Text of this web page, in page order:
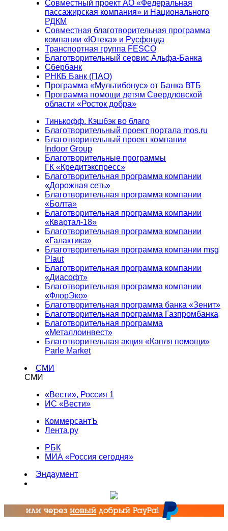
Совместный проект АО «Федеральная
пассажирская компания» и Национального
РДКМ
Совместная благотворительная программа
компании «Ютека» и Русфонда
Транспортная группа FESCO
Благотворительный сервис Альфа-Банка
Сбербанк
РНКБ Банк (ПАО)
Программа «Мультибонус» от Банка ВТБ
Программа помощи детям Свердловской
области «Росток добра»
Тинькофф. Кэшбэк во благо
Благотворительный проект портала mos.ru
Благотворительный проект компании
Indoor Group
Благотворительные программы
ГК «Кредитэкспресс»
Благотворительная программа компании
«Дорожная сеть»
Благотворительная программа компании
«Болта»
Благотворительная программа компании
«Квартал-18»
Благотворительная программа компании
«Галактика»
Благотворительная программа компании msg
Plaut
Благотворительная программа компании
«Диасофт»
Благотворительная программа компании
«ФлорЭко»
Благотворительная программа банка «Зенит»
Благотворительная программа Газпромбанка
Благотворительная программа
«Металлоинвест»
Благотворительная акция «Капля помощи»
Parle Market
СМИ
СМИ
«Вести», Россия 1
ИС «Вести»
КоммерсантЪ
Лента.ру
РБК
МИА «Россия сегодня»
Эндаумент